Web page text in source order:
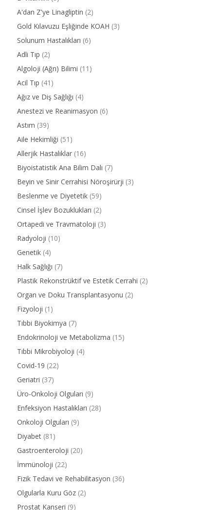
A'dan Z'ye Linagliptin (2)
Gold Kılavuzu Eşliğinde KOAH (3)
Solunum Hastalıkları (6)
Adli Tıp (2)
Algoloji (Ağrı) Bilimi (11)
Acil Tıp (41)
Ağız ve Diş Sağlığı (4)
Anestezi ve Reanimasyon (6)
Astım (39)
Aile Hekimliği (51)
Allerjik Hastalıklar (16)
Biyoistatistik Ana Bilim Dalı (7)
Beyin ve Sinir Cerrahisi Nöroşirürji (3)
Beslenme ve Diyetetik (59)
Cinsel İşlev Bozuklukları (2)
Ortapedi ve Travmatoloji (3)
Radyoloji (10)
Genetik (4)
Halk Sağlığı (7)
Plastik Rekonstrüktif ve Estetik Cerrahi (2)
Organ ve Doku Transplantasyonu (2)
Fizyoloji (1)
Tıbbi Biyokimya (7)
Endokrinoloji ve Metabolizma (15)
Tıbbi Mikrobiyoloji (4)
Covid-19 (22)
Geriatri (37)
Üro-Onkoloji Olguları (9)
Enfeksiyon Hastalıkları (28)
Onkoloji Olguları (9)
Diyabet (81)
Gastroenteroloji (20)
İmmünoloji (22)
Fizik Tedavi ve Rehabilitasyon (36)
Olgularla Kuru Göz (2)
Prostat Kanseri (9)